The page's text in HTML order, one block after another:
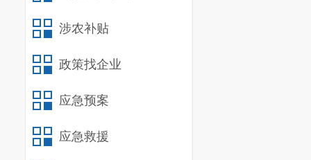
涉农补贴
政策找企业
应急预案
应急救援